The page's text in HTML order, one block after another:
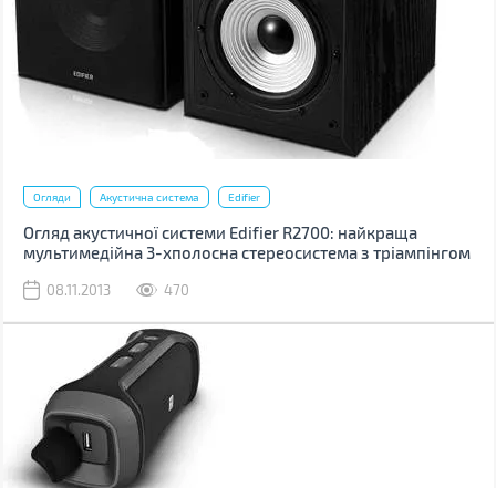
Огляди Акустична система Edifier
Огляд акустичної системи Edifier R2700: найкраща
мультимедійна 3-хполосна стереосистема з тріампінгом
08.11.2013 470